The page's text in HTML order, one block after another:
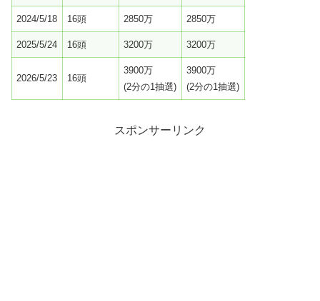
2024/5/18 16頭 2850万 2850万
2025/5/24 16頭 3200万 3200万
2026/5/23 16頭
3900万
(2分の1抽選)
3900万
(2分の1抽選)
スポンサーリンク